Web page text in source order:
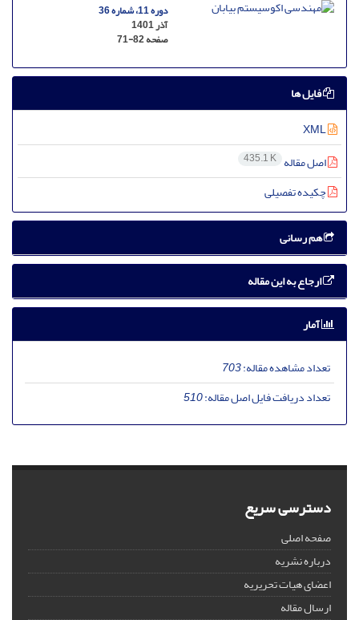
دوره 11، شماره 36
آذر 1401
صفحه71-82
فایل ها
اصل مقاله 435.1 K
چکیده تفصیلی
هم رسانی
ارجاع به این مقاله
آمار
تعداد مشاهده مقاله:703
تعداد دریافت فایل اصل مقاله:510
دسترسی سریع
صفحه اصلی
درباره نشریه
اعضای هیات تحریریه
ارسال مقاله